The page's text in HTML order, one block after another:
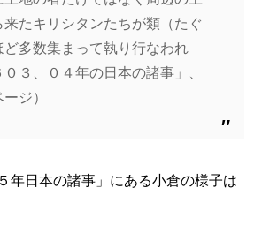
たキリシタンたちが類（たぐ
ど多数集まって執り行なわれ
３、０４年の日本の諸事」、
ジ）
年日本の諸事」にある小倉の様子は